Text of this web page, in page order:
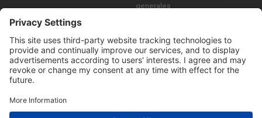
generales
Derechos de autor © Many Brands AB 2023. Todos los derechos